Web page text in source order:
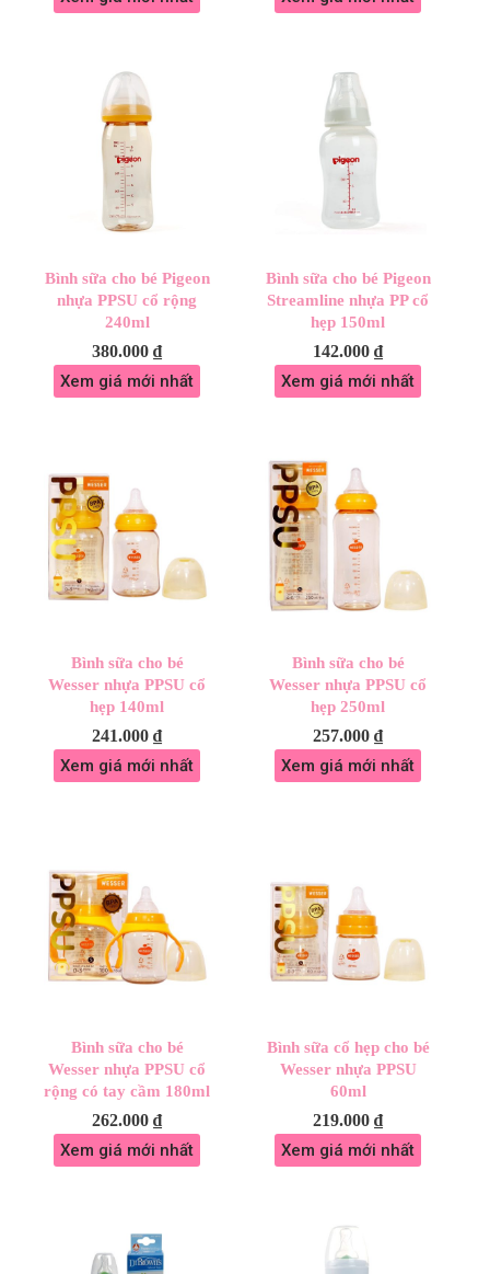
Bình sữa cho bé Pigeon
nhựa PPSU cổ rộng
240ml
380.000₫
Xem giá mới nhất
Bình sữa cho bé Pigeon
Streamline nhựa PP cổ
hẹp 150ml
142.000₫
Xem giá mới nhất
Bình sữa cho bé
Wesser nhựa PPSU cổ
hẹp 140ml
241.000₫
Xem giá mới nhất
Bình sữa cho bé
Wesser nhựa PPSU cổ
hẹp 250ml
257.000₫
Xem giá mới nhất
Bình sữa cho bé
Wesser nhựa PPSU cổ
rộng có tay cầm 180ml
262.000₫
Xem giá mới nhất
Bình sữa cổ hẹp cho bé
Wesser nhựa PPSU
60ml
219.000₫
Xem giá mới nhất